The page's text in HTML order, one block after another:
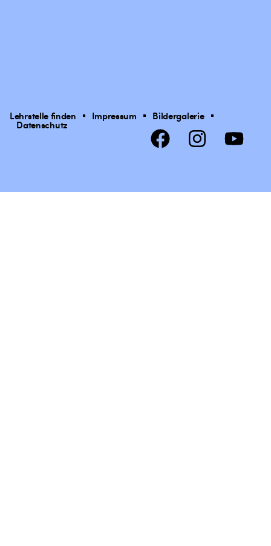
Lehrstelle finden Impressum Bildergalerie
Datenschutz